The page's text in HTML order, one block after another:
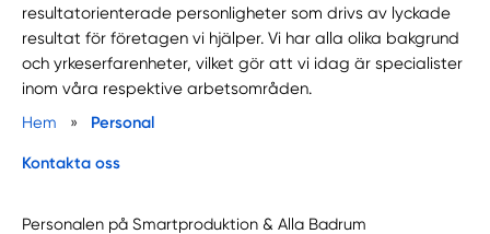
resultatorienterade personligheter som drivs av lyckade
resultat för företagen vi hjälper. Vi har alla olika bakgrund
och yrkeserfarenheter, vilket gör att vi idag är specialister
inom våra respektive arbetsområden.
Hem
» Personal
Kontakta oss
Personalen på Smartproduktion & Alla Badrum